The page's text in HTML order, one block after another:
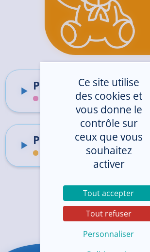
Pédiatrie
Centre Hospitalier de Lannion-
Pédiatrie
Hôpital de Saint-Brieuc
Ce site utilise
des cookies et
vous donne le
contrôle sur
ceux que vous
souhaitez
activer
Tout accepter
Tout refuser
Personnaliser